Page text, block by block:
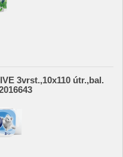
3vrst.,10x110 útr.,bal.